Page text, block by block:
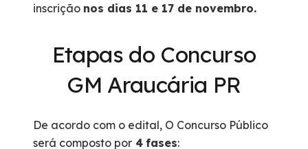
inscrição nos dias 11 e 17 de novembro.
Etapas do Concurso
GM Araucária PR
De acordo com o edital, O Concurso Público
será composto por 4 fases: